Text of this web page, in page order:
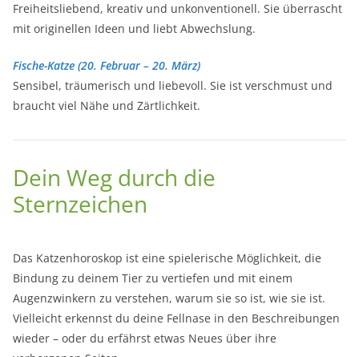
Freiheitsliebend, kreativ und unkonventionell. Sie überrascht
mit originellen Ideen und liebt Abwechslung.
Fische-Katze (20. Februar – 20. März)
Sensibel, träumerisch und liebevoll. Sie ist verschmust und
braucht viel Nähe und Zärtlichkeit.
Dein Weg durch die
Sternzeichen
Das Katzenhoroskop ist eine spielerische Möglichkeit, die
Bindung zu deinem Tier zu vertiefen und mit einem
Augenzwinkern zu verstehen, warum sie so ist, wie sie ist.
Vielleicht erkennst du deine Fellnase in den Beschreibungen
wieder – oder du erfährst etwas Neues über ihre